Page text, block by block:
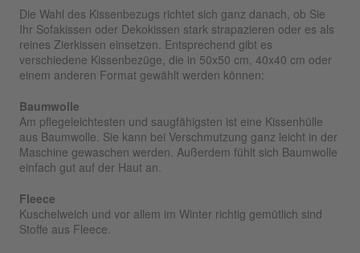
Die Wahl des Kissenbezugs richtet sich ganz danach, ob Sie
Ihr Sofakissen oder Dekokissen stark strapazieren oder es als
reines Zierkissen einsetzen. Entsprechend gibt es
verschiedene Kissenbezüge, die in 50x50 cm, 40x40 cm oder
einem anderen Format gewählt werden können:
Baumwolle
Am pflegeleichtesten und saugfähigsten ist eine Kissenhülle
aus Baumwolle. Sie kann bei Verschmutzung ganz leicht in der
Maschine gewaschen werden. Außerdem fühlt sich Baumwolle
einfach gut auf der Haut an.
Fleece
Kuschelweich und vor allem im Winter richtig gemütlich sind
Stoffe aus Fleece.